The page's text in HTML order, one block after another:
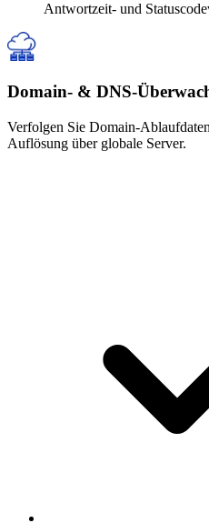
Antwortzeit- und
Domain- & DNS-
Verfolgen Sie Domain-
Auflösung über globale Server.